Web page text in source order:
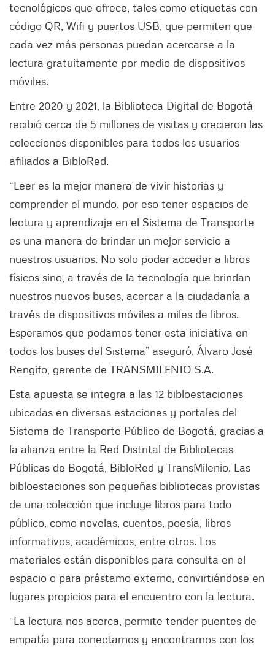
tecnológicos que ofrece, tales como etiquetas con
código QR, Wifi y puertos USB, que permiten que
cada vez más personas puedan acercarse a la
lectura gratuitamente por medio de dispositivos
móviles.
Entre 2020 y 2021, la Biblioteca Digital de Bogotá
recibió cerca de 5 millones de visitas y crecieron las
colecciones disponibles para todos los usuarios
afiliados a BibloRed.
“Leer es la mejor manera de vivir historias y
comprender el mundo, por eso tener espacios de
lectura y aprendizaje en el Sistema de Transporte
es una manera de brindar un mejor servicio a
nuestros usuarios. No solo poder acceder a libros
físicos sino, a través de la tecnología que brindan
nuestros nuevos buses, acercar a la ciudadanía a
través de dispositivos móviles a miles de libros.
Esperamos que podamos tener esta iniciativa en
todos los buses del Sistema” aseguró, Álvaro José
Rengifo, gerente de TRANSMILENIO S.A.
Esta apuesta se integra a las 12 bibloestaciones
ubicadas en diversas estaciones y portales del
Sistema de Transporte Público de Bogotá, gracias a
la alianza entre la Red Distrital de Bibliotecas
Públicas de Bogotá, BibloRed y TransMilenio. Las
bibloestaciones son pequeñas bibliotecas provistas
de una colección que incluye libros para todo
público, como novelas, cuentos, poesía, libros
informativos, académicos, entre otros. Los
materiales están disponibles para consulta en el
espacio o para préstamo externo, convirtiéndose en
lugares propicios para el encuentro con la lectura.
“La lectura nos acerca, permite tender puentes de
empatía para conectarnos y encontrarnos con los